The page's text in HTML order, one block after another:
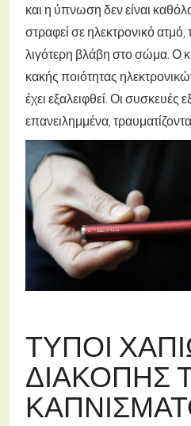
και η ύπνωση δεν είναι
στραφεί σε ηλεκτρονικό
λιγότερη βλάβη στο σώμα. Ο
κακής ποιότητας
έχει εξαλειφθεί. Οι συσκευές
επανειλημμένα,
ΤΎΠΟΙ
ΔΙΑΚΟΠΉΣ